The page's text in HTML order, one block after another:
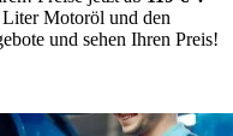
Motoröl und den
und sehen Ihren Preis!